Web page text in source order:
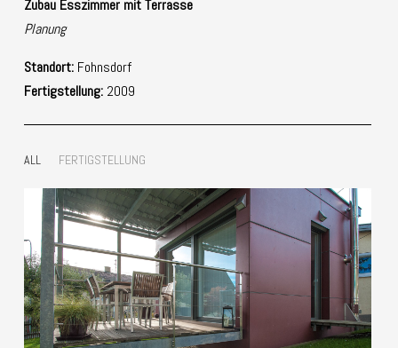
Zubau Esszimmer mit Terrasse
Planung
Standort: Fohnsdorf
Fertigstellung: 2009
ALL FERTIGSTELLUNG